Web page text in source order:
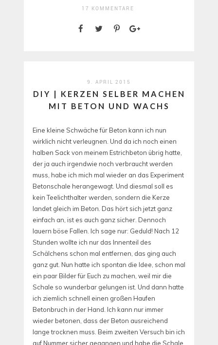
17 KOMMENTARE
9. APRIL 2015
DIY | KERZEN SELBER MACHEN
MIT BETON UND WACHS
Eine kleine Schwäche für Beton kann ich nun
wirklich nicht verleugnen. Und da ich noch einen
halben Sack von meinem Estrichbeton übrig hatte,
der ja auch irgendwie noch verbraucht werden
muss, habe ich mich mal wieder an das Experiment
Betonschale herangewagt. Und diesmal soll es
kein Teelichthalter werden, sondern die Kerze
landet gleich im Beton. Das hört sich jetzt ganz
einfach an, ist es auch ganz sicher. Dennoch
lauern böse Fallen. Ich sage nur: Geduld! Nach 12
Stunden wollte ich nur das Innenteil des
Schälchens schon mal entfernen, das ging auch
ganz gut. Nun hatte ich spontan die Idee, schon mal
ein paar Bilder für Euch zu machen, weil mir die
Schale so wunderbar gelungen ist. Und dann hatte
ich ziemlich schnell einen großen Haufen
Betonbruch in der Hand. Ich kann nur immer
wieder betonen, dass der Beton ausreichend
lange trocknen muss. Beim zweiten Versuch bin ich
auf Nummer sicher gegangen und habe die Schale